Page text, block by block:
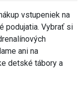
vstupeniek na
podujatia. Vybrať si
ani na
detské tábory a